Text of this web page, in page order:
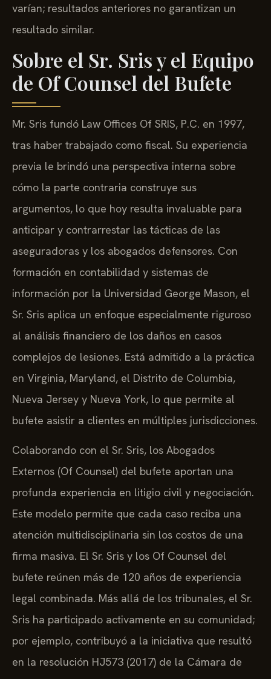
varían; resultados anteriores no garantizan un
resultado similar.
Sobre el Sr. Sris y el Equipo
de Of Counsel del Bufete
Mr. Sris fundó Law Offices Of SRIS, P.C. en 1997,
tras haber trabajado como fiscal. Su experiencia
previa le brindó una perspectiva interna sobre
cómo la parte contraria construye sus
argumentos, lo que hoy resulta invaluable para
anticipar y contrarrestar las tácticas de las
aseguradoras y los abogados defensores. Con
formación en contabilidad y sistemas de
información por la Universidad George Mason, el
Sr. Sris aplica un enfoque especialmente riguroso
al análisis financiero de los daños en casos
complejos de lesiones. Está admitido a la práctica
en Virginia, Maryland, el Distrito de Columbia,
Nueva Jersey y Nueva York, lo que permite al
bufete asistir a clientes en múltiples jurisdicciones.
Colaborando con el Sr. Sris, los Abogados
Externos (Of Counsel) del bufete aportan una
profunda experiencia en litigio civil y negociación.
Este modelo permite que cada caso reciba una
atención multidisciplinaria sin los costos de una
firma masiva. El Sr. Sris y los Of Counsel del
bufete reúnen más de 120 años de experiencia
legal combinada. Más allá de los tribunales, el Sr.
Sris ha participado activamente en su comunidad;
por ejemplo, contribuyó a la iniciativa que resultó
en la resolución HJ573 (2017) de la Cámara de